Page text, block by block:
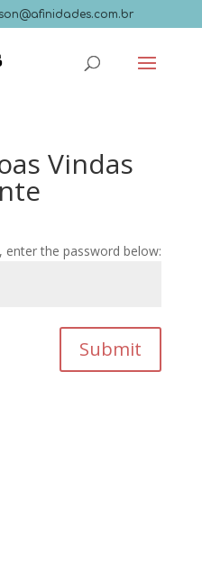
Vindas
the password below:
Submit